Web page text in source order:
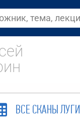
ВСЕ СКАНЫ ЛУГИ